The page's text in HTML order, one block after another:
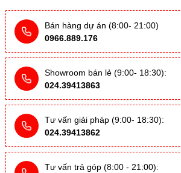
Bán hàng dự án (8:00- 21:00)
0966.889.176
Showroom bán lẻ (9:00- 18:30):
024.39413863
Tư vấn giải pháp (9:00- 18:30):
024.39413862
Tư vấn trả góp (8:00 - 21:00):